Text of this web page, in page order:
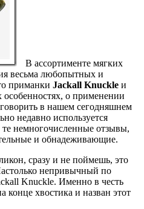
В ассортименте мягких
весьма любопытных и
приманки Jackall Knuckle и
особенностях, о применении
в нашем сегодняшнем
недавно используется
немногочисленные отзывы,
и обнадеживающие.
сразу и не поймешь, это
непривычный по
Knuckle. Именно в честь
конце хвостика и назван этот